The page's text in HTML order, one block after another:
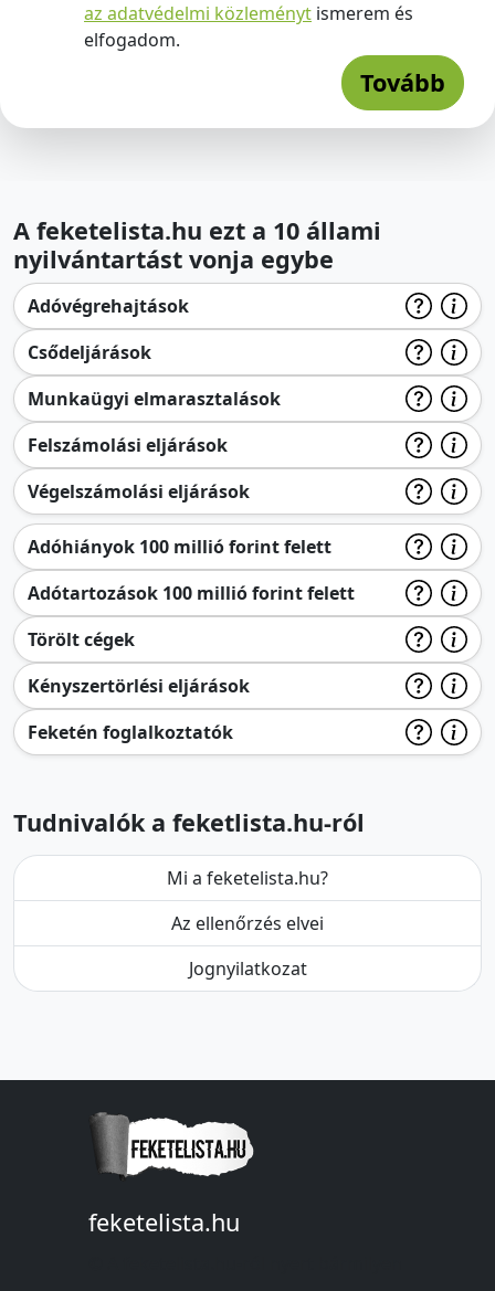
az adatvédelmi közleményt ismerem és
elfogadom.
Tovább
A feketelista.hu ezt a 10 állami
nyilvántartást vonja egybe
Adóvégrehajtások
Csődeljárások
Munkaügyi elmarasztalások
Felszámolási eljárások
Végelszámolási eljárások
Adóhiányok 100 millió forint felett
Adótartozások 100 millió forint felett
Törölt cégek
Kényszertörlési eljárások
Feketén foglalkoztatók
Tudnivalók a feketlista.hu-ról
Mi a feketelista.hu?
Az ellenőrzés elvei
Jognyilatkozat
feketelista.hu